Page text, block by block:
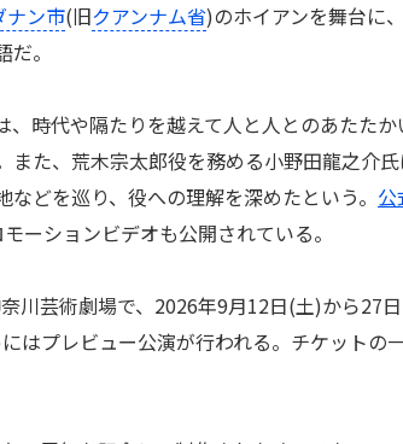
ナン市(旧クアンナム省)のホイアンを舞台に
。
時代や隔たりを越えて人と人とのあたた
た、荒木宗太郎役を務める小野田龍之介
どを巡り、役への理解を深めたという。 公
ーションビデオも公開されている。
川芸術劇場で、2026年9月12日(土)から27
はプレビュー公演が行われる。チケットの